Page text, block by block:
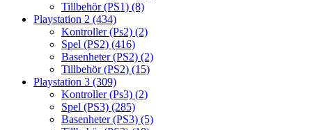
Tillbehör (PS1) (8)
Playstation 2 (434)
Kontroller (Ps2) (2)
Spel (PS2) (416)
Basenheter (PS2) (2)
Tillbehör (PS2) (15)
Playstation 3 (309)
Kontroller (Ps3) (2)
Spel (PS3) (285)
Basenheter (PS3) (5)